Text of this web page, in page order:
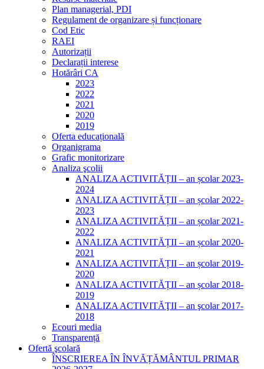
Plan managerial, PDI
Regulament de organizare și funcționare
Cod Etic
RAEI
Autorizații
Declarații interese
Hotărâri CA
2023
2022
2021
2020
2019
Oferta educațională
Organigrama
Grafic monitorizare
Analiza şcolii
ANALIZA ACTIVITĂȚII – an școlar 2023-
2024
ANALIZA ACTIVITĂȚII – an școlar 2022-
2023
ANALIZA ACTIVITĂȚII – an școlar 2021-
2022
ANALIZA ACTIVITĂȚII – an școlar 2020-
2021
ANALIZA ACTIVITĂȚII – an școlar 2019-
2020
ANALIZA ACTIVITĂȚII – an școlar 2018-
2019
ANALIZA ACTIVITĂŢII – an şcolar 2017-
2018
Ecouri media
Transparență
Ofertă şcolară
ÎNSCRIEREA ÎN ÎNVĂȚĂMÂNTUL PRIMAR